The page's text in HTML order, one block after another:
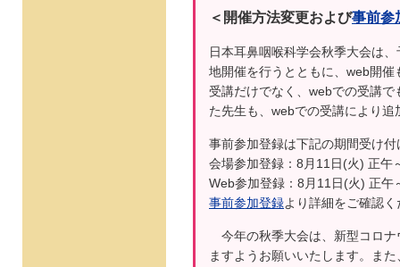
＜開催方法変更および事前参
日本耳鼻咽喉科学会秋季大会は
地開催を行うとともに、web開
受講だけでなく、webでの受講
た先生も、webでの受講により
事前参加登録は下記の期間受け
会場参加登録：8月11日(火) 正午
Web参加登録：8月11日(火) 正午
事前参加登録より詳細をご確認
今年の秋季大会は、新型コロナ
ますようお願いいたします。ま